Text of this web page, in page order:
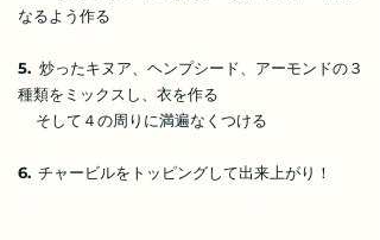
なるよう作る
5. 炒ったキヌア、ヘンプシード、アーモンドの３
種類をミックスし、衣を作る
そして４の周りに満遍なくつける
6. チャービルをトッピングして出来上がり！